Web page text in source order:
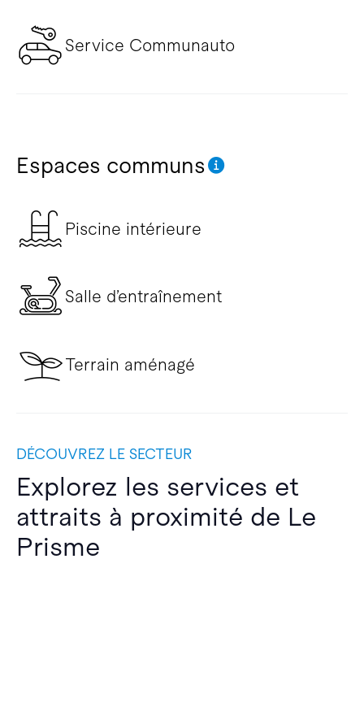
Service Communauto
Espaces communs
Piscine intérieure
Salle d’entraînement
Terrain aménagé
DÉCOUVREZ LE SECTEUR
Explorez les services et
attraits à proximité de Le
Prisme